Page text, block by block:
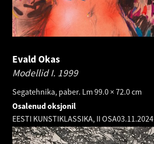
Evald Okas
Modellid I. 1999
Segatehnika, paber. Lm 99.0 × 72.0 cm
Osalenud oksjonil
EESTI KUNSTIKLASSIKA, II OSA03.11.2024